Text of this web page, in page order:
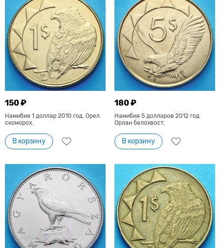
150 ₽
Намибия 1 доллар 2010 год. Орел
скоморох.
В корзину
180 ₽
Намибия 5 долларов 2012 год.
Орлан белохвост.
В корзину